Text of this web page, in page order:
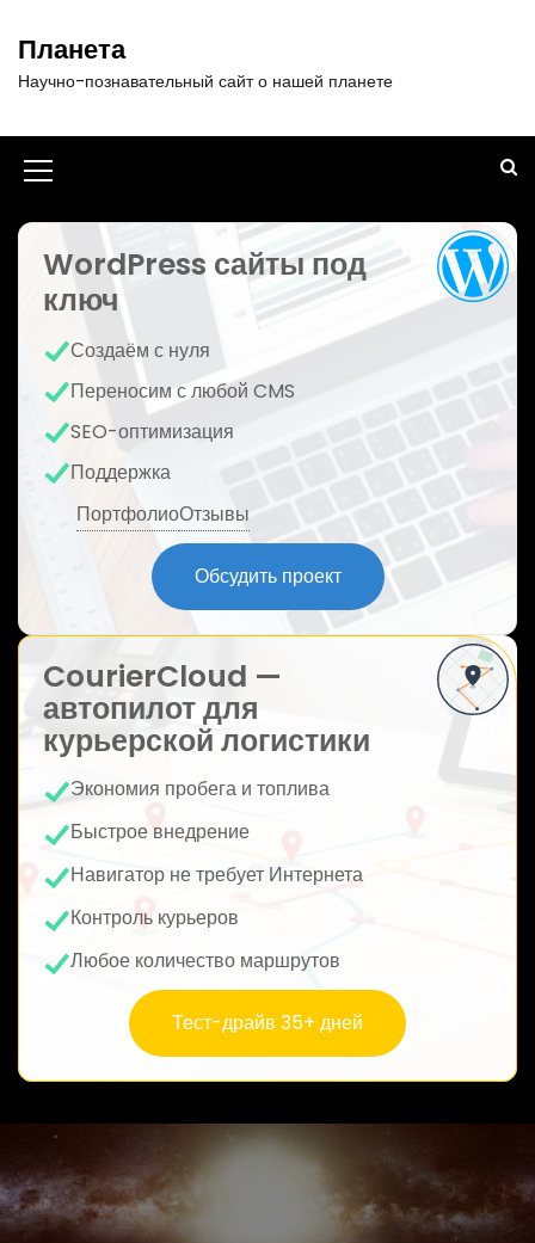
т
Планета
Научно-познавательный сайт о нашей планете
И
к
о
н
к
а
м
WordPress сайты под
ключ
Создаём с нуля
Переносим с любой CMS
SEO-оптимизация
Поддержка
ПортфолиоОтзывы
Обсудить проект
CourierCloud —
автопилот для
курьерской логистики
Экономия пробега и топлива
Быстрое внедрение
Навигатор не требует Интернета
Контроль курьеров
Любое количество маршрутов
Тест-драйв 35+ дней